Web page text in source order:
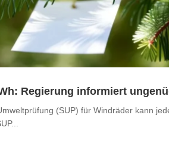
Regierung informiert
(SUP) für Windräder kann